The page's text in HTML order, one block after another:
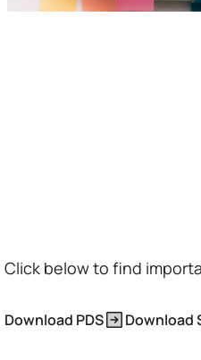
Click below to find
Download PDS Download